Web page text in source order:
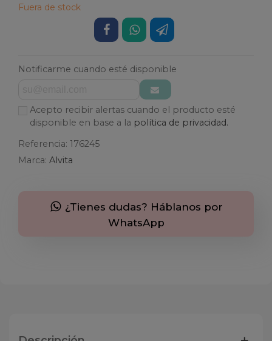
Fuera de stock
Notificarme cuando esté disponible
Acepto recibir alertas cuando el producto esté
disponible en base a la política de privacidad.
Referencia: 176245
Marca: Alvita
¿Tienes dudas? Háblanos por
WhatsApp